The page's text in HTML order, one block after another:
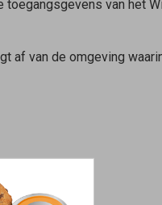
van het
af van de omgeving